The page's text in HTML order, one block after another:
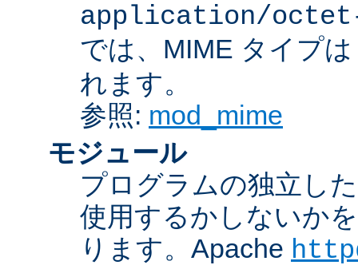
application/
では、MIME タイプ
れます。
参照: mod_mime
モジュール
プログラムの独立し
使用するかしないか
ります。Apache